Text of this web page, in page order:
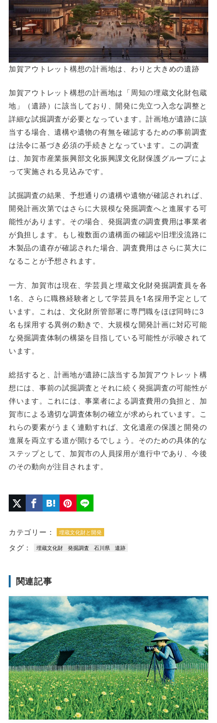
加賀アウトレット構想の計画地は、わりと大きめの遺跡
加賀アウトレット構想の計画地は「周知の埋蔵文化財包蔵
地」（遺跡）に該当しており、開発に先立つ入念な調整と
詳細な試掘調査が必要となっています。計画地が遺跡に該
当する場合、遺構や遺物の有無を確認するための事前調査
は法令に基づき必須の手続きとなっています。この調査
は、加賀市産業振興部文化振興課文化財保護グループによ
って実施される見込みです。
試掘調査の結果、予想通りの遺構や遺物が確認されれば、
開発計画次第ではさらに大規模な発掘調査へと進展する可
能性があります。その場合、発掘調査の調査費用は事業者
が負担します。もし複数面の遺構面の確認や旧埋没流路に
木製品の遺存が確認された場合、調査費用はさらに莫大に
なることが予想されます。
一方、加賀市は現在、学芸員と埋蔵文化財発掘調査員を各
1名、さらに職務経験者として学芸員を1名採用予定として
います。これは、文化財所管部署に専門職をほぼ同時に3
名も採用する異例の動きで、大規模な開発計画に対応可能
な発掘調査体制の構築を目指している可能性が示唆されて
います。
総括すると、計画地が遺跡に該当する加賀アウトレット構
想には、事前の試掘調査とそれに続く発掘調査の可能性が
伴います。これには、事業者による調査費用の負担と、加
賀市による適切な調査体制の確立が求められています。こ
れらの要素がうまく連動すれば、文化遺産の保護と開発の
進展を両立する道が開けるでしょう。そのための具体的な
ステップとして、加賀市の人員採用が進行中であり、今後
のその動向が注目されます。
カテゴリー： 埋蔵文化財と開発
タグ： 埋蔵文化財 発掘調査 石川県 遺跡
関連記事